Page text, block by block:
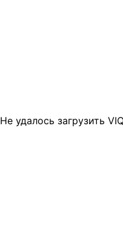
Не удалось загрузить